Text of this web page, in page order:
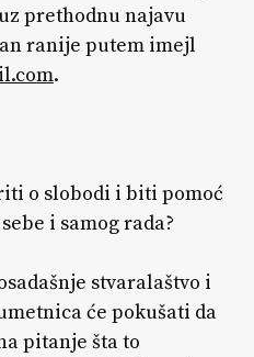
prethodnu najavu
ranije putem imejl
.
o slobodi i biti pomoć
i samog rada?
stvaralaštvo i
će pokušati da
pitanje šta to